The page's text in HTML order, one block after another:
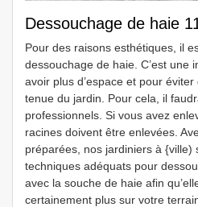
Dessouchage de haie
Pour des raisons esthétiques, il
dessouchage de haie. C’est une
avoir plus d’espace et pour
tenue du jardin. Pour cela, il
professionnels. Si vous avez
racines doivent être enlevées.
préparées, nos jardiniers à {ville)
techniques adéquats pour
avec la souche de haie afin
certainement plus sur votre